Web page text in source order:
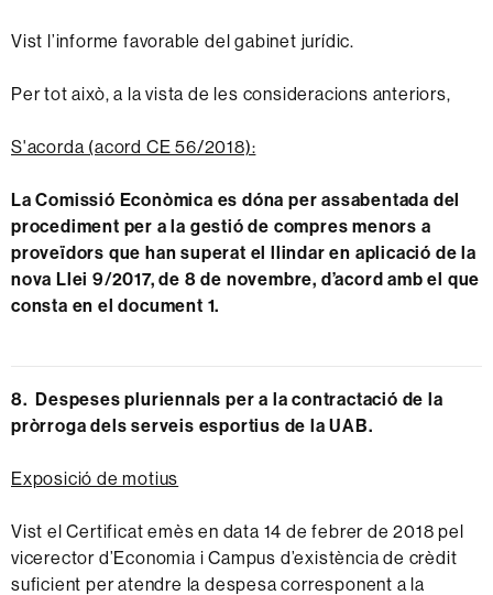
Vist l’informe favorable del gabinet jurídic.
Per tot això, a la vista de les consideracions anteriors,
S'acorda (acord CE 56/2018):
La Comissió Econòmica es dóna per assabentada del
procediment per a la gestió de compres menors a
proveïdors que han superat el llindar en aplicació de la
nova Llei 9/2017, de 8 de novembre, d’acord amb el que
consta en el document 1.
8. Despeses pluriennals per a la contractació de la
pròrroga dels serveis esportius de la UAB.
Exposició de motius
Vist el Certificat emès en data 14 de febrer de 2018 pel
vicerector d’Economia i Campus d’existència de crèdit
suficient per atendre la despesa corresponent a la